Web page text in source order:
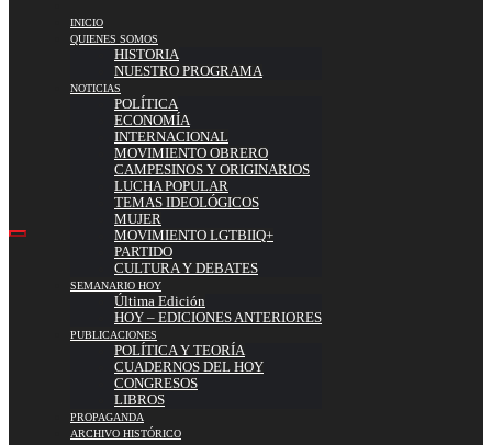
INICIO
QUIENES SOMOS
HISTORIA
NUESTRO PROGRAMA
NOTICIAS
POLÍTICA
ECONOMÍA
INTERNACIONAL
MOVIMIENTO OBRERO
CAMPESINOS Y ORIGINARIOS
LUCHA POPULAR
TEMAS IDEOLÓGICOS
MUJER
MOVIMIENTO LGTBIIQ+
PARTIDO
CULTURA Y DEBATES
SEMANARIO HOY
Última Edición
HOY – EDICIONES ANTERIORES
PUBLICACIONES
POLÍTICA Y TEORÍA
CUADERNOS DEL HOY
CONGRESOS
LIBROS
PROPAGANDA
ARCHIVO HISTÓRICO